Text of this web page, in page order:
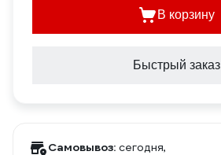
В корзину
Быстрый заказ
Самовывоз: сегодня,